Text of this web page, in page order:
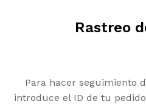
Rastreo
Para hacer seguimiento
introduce el ID de tu